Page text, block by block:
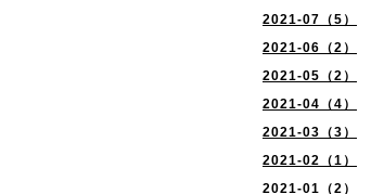
2021-07（5）
2021-06（2）
2021-05（2）
2021-04（4）
2021-03（3）
2021-02（1）
2021-01（2）